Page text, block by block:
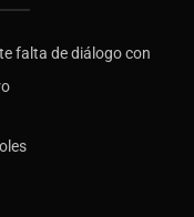
falta de diálogo con